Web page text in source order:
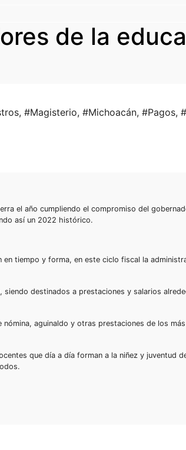
de la
, #Magisterio, #Michoacán, #Pagos,
el año cumpliendo el compromiso del
así un 2022 histórico.
tiempo y forma, en este ciclo fiscal la
destinados a prestaciones y salarios
aguinaldo y otras prestaciones de los
que día a día forman a la niñez y juventud